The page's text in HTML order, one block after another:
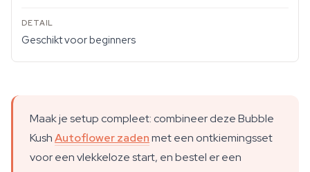
Geschikt voor beginners
Maak je setup compleet: combineer deze Bubble
KushAutoflower zadenmet een ontkiemingsset
voor een vlekkeloze start, en bestel er een